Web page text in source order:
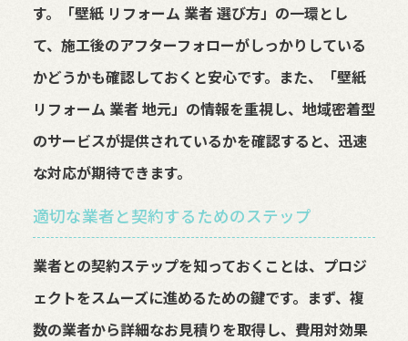
す。「壁紙 リフォーム 業者 選び方」の一環とし
て、施工後のアフターフォローがしっかりしている
かどうかも確認しておくと安心です。また、「壁紙
リフォーム 業者 地元」の情報を重視し、地域密着型
のサービスが提供されているかを確認すると、迅速
な対応が期待できます。
適切な業者と契約するためのステップ
業者との契約ステップを知っておくことは、プロジ
ェクトをスムーズに進めるための鍵です。まず、複
数の業者から詳細なお見積りを取得し、費用対効果